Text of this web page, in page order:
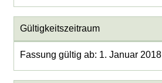
Gültigkeitszeitraum
Fassung gültig ab: 1. Januar 2018